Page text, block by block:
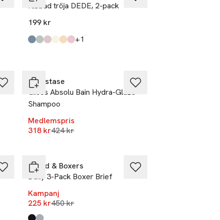
Ribbad tröja DEDE, 2-pack
199 kr
Produkten finns i färgerna:
Stripe,
Green,
Dusty Pink,
Grey Melange,
Bear,
Hearts, +1
Kérastase
Gloss Absolu Bain Hydra-Glaze
Shampoo
Medlemspris
318 krLägsta pris 30 dagar
424 kr
Bread & Boxers
Daily 3-Pack Boxer Brief
Kampanj
225 krLägsta pris 30 dagar
450 kr